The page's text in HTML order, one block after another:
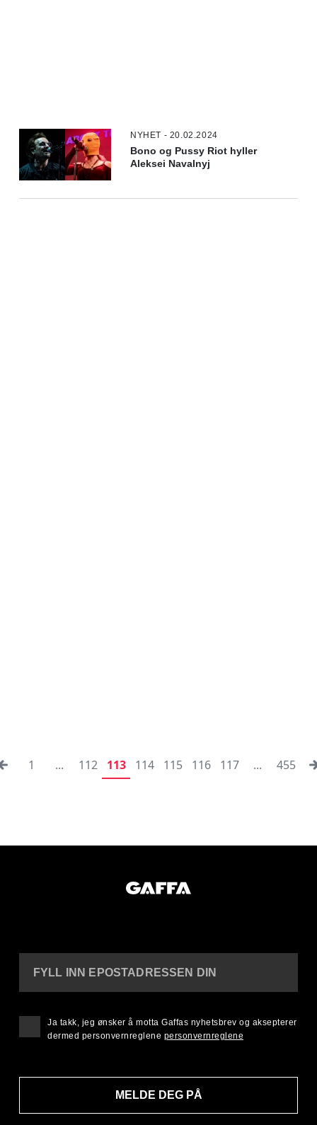
NYHET - 20.02.2024
Bono og Pussy Riot hyller
Aleksei Navalnyj
1 ... 112 113 114 115 116 117 ... 455
FYLL INN EPOSTADRESSEN DIN
MELDE DEG PÅ
Ja takk, jeg ønsker å motta Gaffas nyhetsbrev og aksepterer
dermed personvernreglene personvernreglene